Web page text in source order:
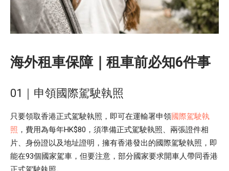
海外租車保障｜租車前必知6件事
01｜申領國際駕駛執照
只要領取香港正式駕駛執照，即可在運輸署申領國際駕駛執
照 ，費用為每年HK$80，須準備正式駕駛執照、兩張證件相
片、身份證以及地址證明，擁有香港發出的國際駕駛執照，即
能在93個國家駕車，但要注意，部分國家要求開車人帶同香港